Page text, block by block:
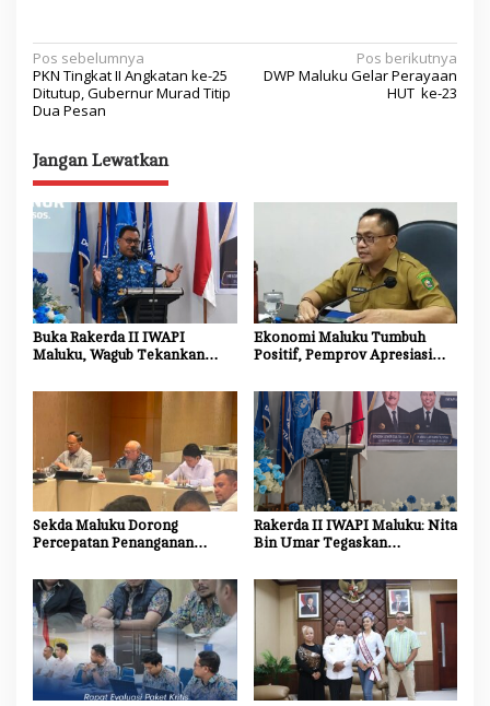
N
a
v
i
g
a
s
i
p
o
s
Pos sebelumnya
PKN Tingkat II Angkatan ke-25
Ditutup, Gubernur Murad Titip
Dua Pesan
Pos berikutnya
DWP Maluku Gelar Perayaan
HUT ke-23
Jangan Lewatkan
Buka Rakerda II IWAPI
Maluku, Wagub Tekankan
Akses Perbankan bagi UMKM
Ekonomi Maluku Tumbuh
Positif, Pemprov Apresiasi
Pelaku Usaha
Sekda Maluku Dorong
Percepatan Penanganan
Strategis Nasional Blok
Masela
Rakerda II IWAPI Maluku: Nita
Bin Umar Tegaskan
Motor Penggerak UMKM dan
Ekonomi Daerah